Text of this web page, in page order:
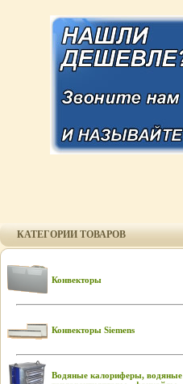
КАТЕГОРИИ ТОВАРОВ
Конвекторы
Конвекторы Siemens
Водяные калориферы, водяные